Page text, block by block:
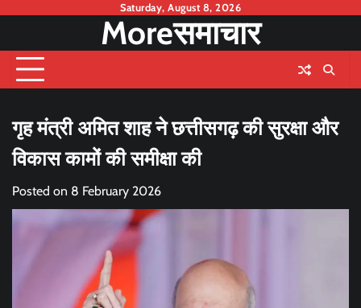
content
Saturday, August 8, 2026
Moreसमाचार
गृह मंत्री अमित शाह ने छत्तीसगढ़ की सुरक्षा और
विकास कामों की समीक्षा की
Posted on 8 February 2026